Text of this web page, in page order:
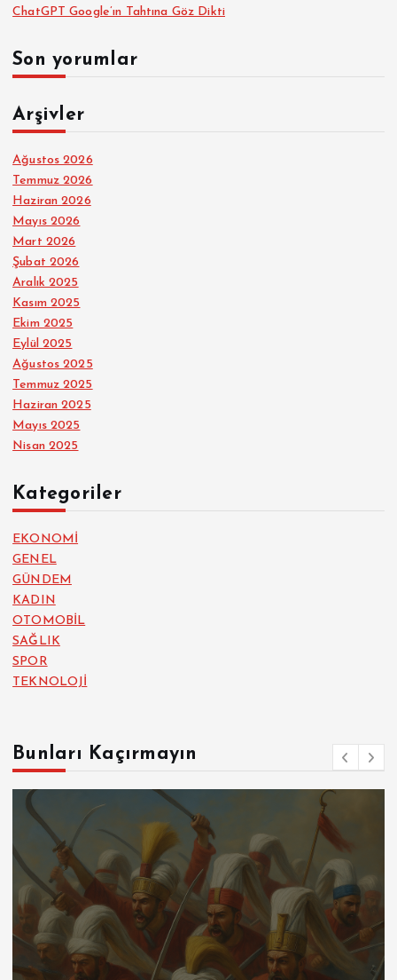
ChatGPT Google’ın Tahtına Göz Dikti
Son yorumlar
Arşivler
Ağustos 2026
Temmuz 2026
Haziran 2026
Mayıs 2026
Mart 2026
Şubat 2026
Aralık 2025
Kasım 2025
Ekim 2025
Eylül 2025
Ağustos 2025
Temmuz 2025
Haziran 2025
Mayıs 2025
Nisan 2025
Kategoriler
EKONOMİ
GENEL
GÜNDEM
KADIN
OTOMOBİL
SAĞLIK
SPOR
TEKNOLOJİ
Bunları Kaçırmayın